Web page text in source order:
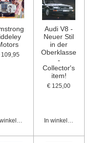
109,95
Audi V8 -
Neuer Stil
in der
Oberklasse
-
Collector's
item!
€ 125,00
In winkelwagen